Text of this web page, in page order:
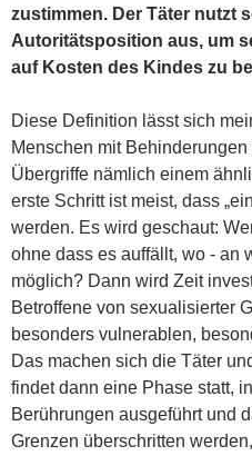
zustimmen. Der Täter nutzt
Autoritätsposition aus, um
auf Kosten des Kindes zu
Diese Definition lässt sich
Menschen mit
Übergriffe nämlich einem
erste Schritt ist meist, dass
werden. Es wird geschaut:
ohne dass es auffällt, wo - an
möglich? Dann wird Zeit
Betroffene von sexualisierter
besonders vulnerablen,
Das machen sich die Täter
findet dann eine Phase statt,
Berührungen ausgeführt und
Grenzen überschritten